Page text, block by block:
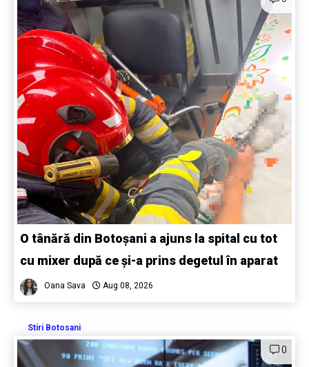
O tânără din Botoșani a ajuns la spital cu tot
cu mixer după ce și-a prins degetul în aparat
Oana Sava Aug 08, 2026
Stiri Botosani
0